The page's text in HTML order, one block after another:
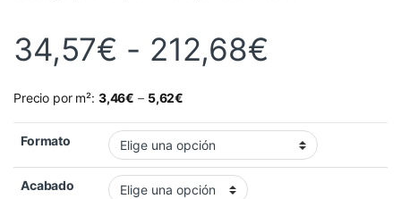
34,57€ - 212,68€
Precio por m²: 3,46€ – 5,62€
Formato
Acabado